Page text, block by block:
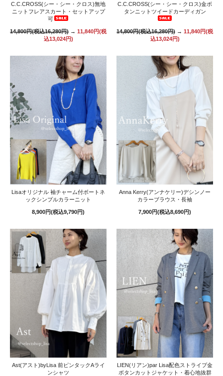
C.C.CROSS(シー・シー・クロス)無地
ニットフレアスカート・セットアップ
可
14,800円(税込16,280円) → 11,840円(税
込13,024円)
C.C.CROSS(シー・シー・クロス)金ボ
タンニットツイードカーディガン
14,800円(税込16,280円) → 11,840円(税
込13,024円)
Lisaオリジナル 袖チャーム付ボートネ
ックシンプルカラーニット
8,900円(税込9,790円)
Anna Kerry(アンナケリー)デシンノー
カラーブラウス・長袖
7,900円(税込8,690円)
Ast(アスト)byLisa 前ピンタックAライ
ンシャツ
LIEN(リアン)par Lisa配色ストライプ金
ボタンカットジャケット・着心地抜群